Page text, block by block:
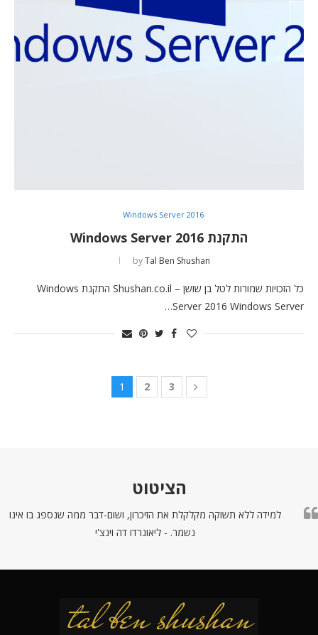
Windows Server 2016
התקנת Windows Server 2016
byTal Ben Shushan
כל הזכויות שמורות לטל בן שושן – Shushan.co.il התקנת Windows
Server 2016 Windows Server…
1 2 3
הציטוט
למידה ללא תשוקה מקלקלת את הזיכרון, ושום-דבר ממה שנספג בו אינו
נשמר. - ליאונרדו דה וינצ'י